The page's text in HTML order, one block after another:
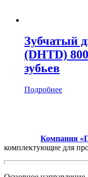
Зубчатый
(DHTD)
зубьев
Подробнее
Компания
комплектующие для